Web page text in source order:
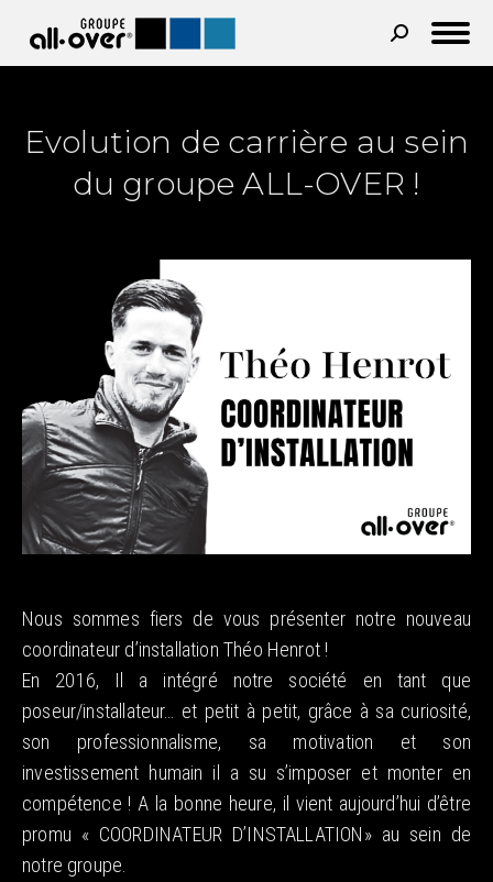
Recherche
:
Evolution de carrière au sein
du groupe ALL-OVER !
Nous sommes fiers de vous présenter notre nouveau
coordinateur d’installation Théo Henrot !
En 2016, Il a intégré notre société en tant que
poseur/installateur… et petit à petit, grâce à sa curiosité,
son professionnalisme, sa motivation et son
investissement humain il a su s’imposer et monter en
compétence ! A la bonne heure, il vient aujourd’hui d’être
promu « COORDINATEUR D’INSTALLATION» au sein de
notre groupe.